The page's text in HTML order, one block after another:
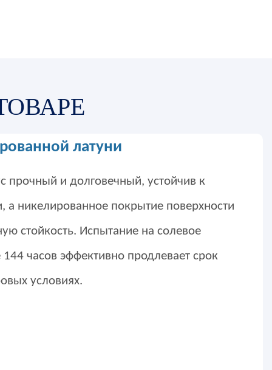
латуни
прочный и долговечный, устойчив к
никелированное покрытие поверхности
стойкость. Испытание на солевое
часов эффективно продлевает срок
условиях.